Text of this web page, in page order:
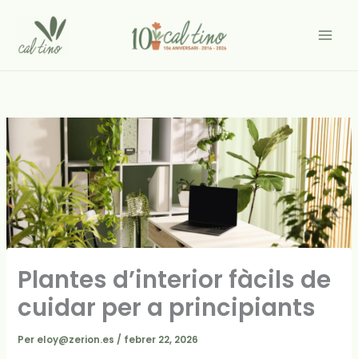
contingut
Plantes d’interior fàcils de
cuidar per a principiants
Per eloy@zerion.es / febrer 22, 2026